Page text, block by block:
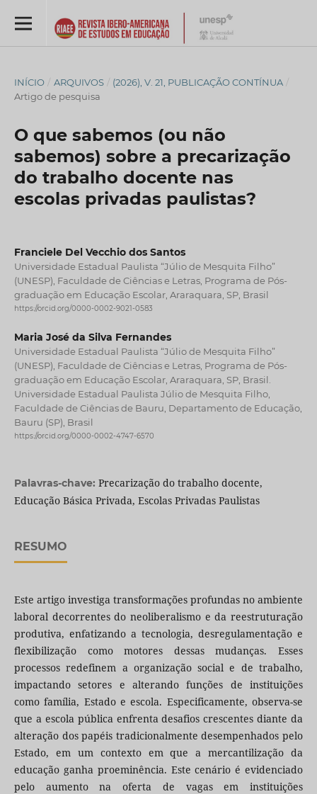
INÍCIO / ARQUIVOS / (2026), V. 21, PUBLICAÇÃO CONTÍNUA /
Artigo de pesquisa
O que sabemos (ou não
sabemos) sobre a precarização
do trabalho docente nas
escolas privadas paulistas?
Franciele Del Vecchio dos Santos
Universidade Estadual Paulista “Júlio de Mesquita Filho”
(UNESP), Faculdade de Ciências e Letras, Programa de Pós-
graduação em Educação Escolar, Araraquara, SP, Brasil
https://orcid.org/0000-0002-9021-0583
Maria José da Silva Fernandes
Universidade Estadual Paulista “Júlio de Mesquita Filho”
(UNESP), Faculdade de Ciências e Letras, Programa de Pós-
graduação em Educação Escolar, Araraquara, SP, Brasil.
Universidade Estadual Paulista Júlio de Mesquita Filho,
Faculdade de Ciências de Bauru, Departamento de Educação,
Bauru (SP), Brasil
https://orcid.org/0000-0002-4747-6570
Palavras-chave: Precarização do trabalho docente,
Educação Básica Privada, Escolas Privadas Paulistas
RESUMO
Este artigo investiga transformações profundas no ambiente
laboral decorrentes do neoliberalismo e da reestruturação
produtiva, enfatizando a tecnologia, desregulamentação e
flexibilização como motores dessas mudanças. Esses
processos redefinem a organização social e de trabalho,
impactando setores e alterando funções de instituições
como família, Estado e escola. Especificamente, observa-se
que a escola pública enfrenta desafios crescentes diante da
alteração dos papéis tradicionalmente desempenhados pelo
Estado, em um contexto em que a mercantilização da
educação ganha proeminência. Este cenário é evidenciado
pelo aumento na oferta de vagas em instituições